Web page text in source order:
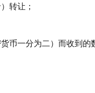
转让；
币一分为二）而收到的